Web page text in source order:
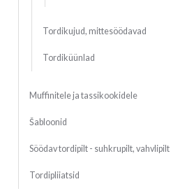
Tordikujud, mittesöödavad
Tordiküünlad
Muffinitele ja tassikookidele
Šabloonid
Söödav tordipilt - suhkrupilt, vahvlipilt
Tordipliiatsid